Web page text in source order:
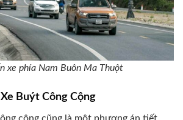
xe phía Nam Buôn Ma Thuột
Buýt Công Cộng
cộng cũng là một phương án tiết